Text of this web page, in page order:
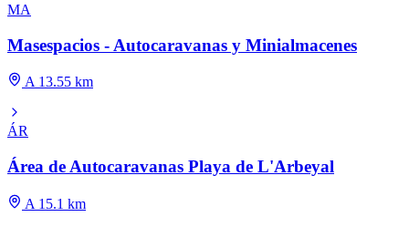
MA
Masespacios - Autocaravanas y Minialmacenes
A 13.55 km
ÁR
Área de Autocaravanas Playa de L'Arbeyal
A 15.1 km